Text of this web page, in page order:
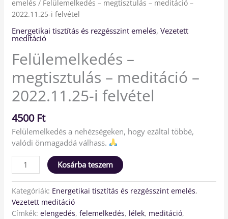
emelés / Felülemelkedés – megtisztulás – meditáció –
2022.11.25-i felvétel
Energetikai tisztítás és rezgésszint emelés,Vezetett
meditáció
Felülemelkedés –
megtisztulás – meditáció –
2022.11.25-i felvétel
4500 Ft
Felülemelkedés a nehézségeken, hogy ezáltal többé,
valódi önmagaddá válhass.
Kosárba teszem
Kategóriák: Energetikai tisztítás és rezgésszint emelés,
Vezetett meditáció
Címkék:elengedés,felemelkedés, lélek, meditáció,